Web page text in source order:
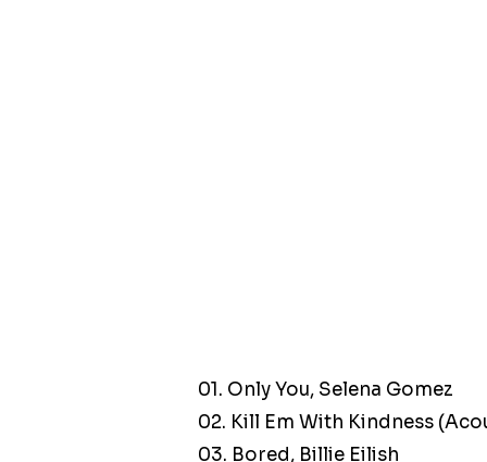
01. Only You, Selena Gomez
02. Kill Em With Kindness
03. Bored, Billie Eilish